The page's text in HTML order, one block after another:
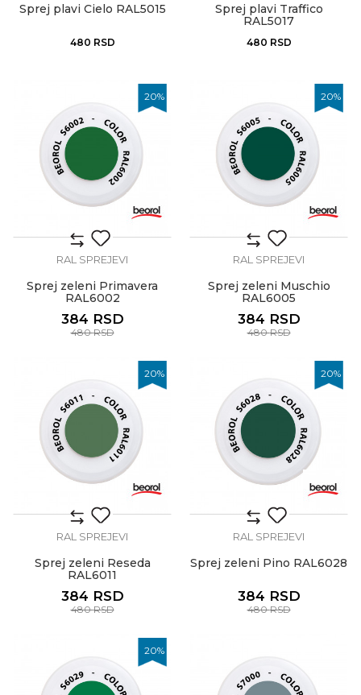
Sprej plavi Cielo RAL5015
480 RSD
Sprej plavi Traffico
RAL5017
480 RSD
20%
RAL SPREJEVI
Sprej zeleni Primavera
RAL6002
384 RSD
480RSD
20%
RAL SPREJEVI
Sprej zeleni Muschio
RAL6005
384 RSD
480RSD
20%
RAL SPREJEVI
Sprej zeleni Reseda
RAL6011
384 RSD
480RSD
20%
RAL SPREJEVI
Sprej zeleni Pino RAL6028
384 RSD
480RSD
20%